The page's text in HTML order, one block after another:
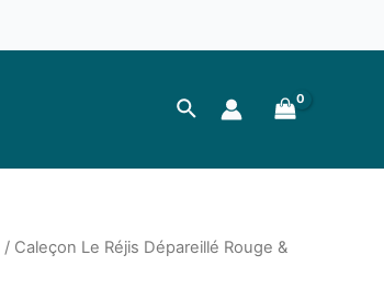
Rechercher
/ Caleçon Le Réjis Dépareillé Rouge &